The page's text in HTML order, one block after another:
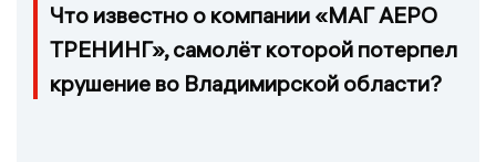
Что известно о компании «МАГ АЕРО
ТРЕНИНГ», самолёт которой потерпел
крушение во Владимирской области?